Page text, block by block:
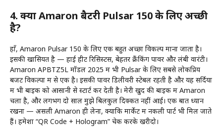
4. क्या Amaron बैटरी Pulsar 150 के लिए अच्छी
है?
हाँ, Amaron Pulsar 150 के लिए एक बहुत अच्छा विकल्प माना जाता है।
इसकी खासियत है — हाई हीट रिसिस्टेंस, बेहतर क्रैंकिंग पावर और लंबी वारंटी।
Amaron APBTZ5L मॉडल 2025 में भी Pulsar के लिए सबसे लोकप्रिय
बजट विकल्पों में से एक है। इसकी पावर डिलीवरी स्टेबल रहती है और यह सर्दियों
में भी बाइक को आसानी से स्टार्ट कर देती है। मेरी खुद की बाइक में Amaron
चला है, और लगभग दो साल मुझे बिलकुल दिक्कत नहीं आई। एक बात ध्यान
रखना — असली Amaron ही लेना, क्योंकि मार्केट में नकली पार्ट भी मिल जाते
हैं। हमेशा “QR Code + Hologram” चेक करके खरीदो।